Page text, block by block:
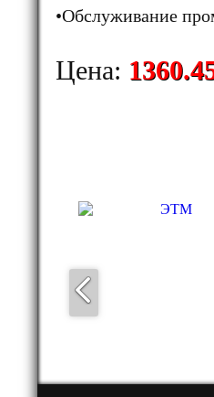
•Обслуживание
Цена: